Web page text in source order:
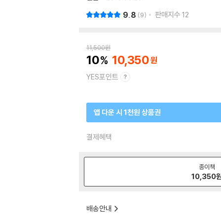
9.8 9 판매지수 12
11,500원
10 10,350
YES포인트
앱 다운 시 1천원 상품권
결제혜택
종이책
10,350
배송안내